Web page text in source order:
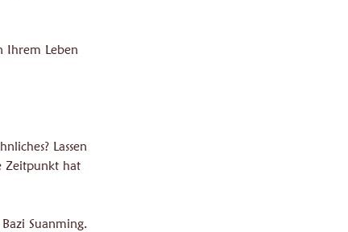
Ihrem Leben
Lassen
Zeitpunkt hat
Suanming.